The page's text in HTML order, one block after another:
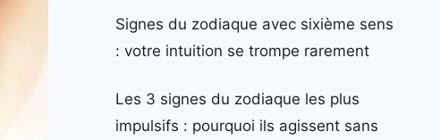
Signes du zodiaque avec sixième sens
: votre intuition se trompe rarement
Les 3 signes du zodiaque les plus
impulsifs : pourquoi ils agissent sans